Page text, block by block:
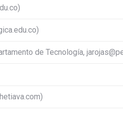
de Tecnología,
)